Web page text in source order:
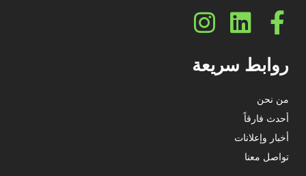
روابط سريعة
من نحن
أحدث فارقاً
أخبار وإعلانات
تواصل معنا